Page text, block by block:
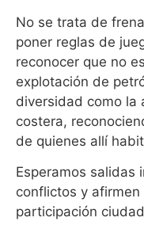
No se trata de
poner reglas de
reconocer que no
explotación de
diversidad como la
costera,
de quienes allí
Esperamos salidas
conflictos y
participación